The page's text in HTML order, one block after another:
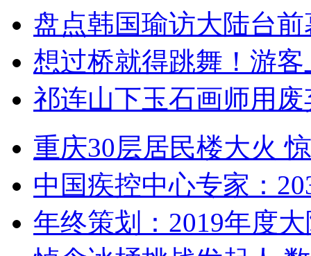
盘点韩国瑜访大陆台
想过桥就得跳舞！游客
祁连山下玉石画师用
重庆30层居民楼大火
中国疾控中心专家：
年终策划：2019年度